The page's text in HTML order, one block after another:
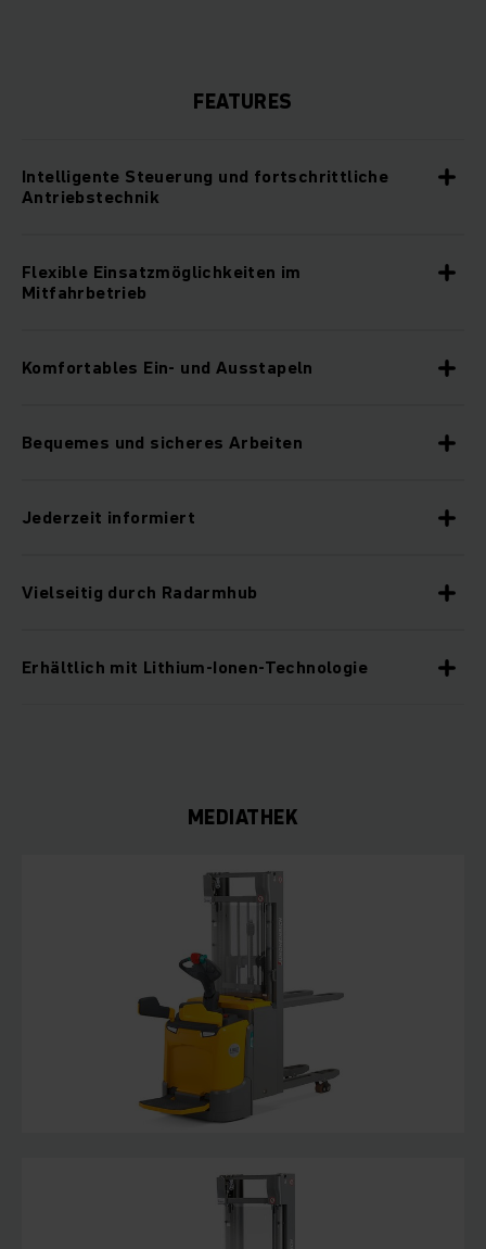
FEATURES
Intelligente Steuerung und fortschrittliche
Antriebstechnik
Flexible Einsatzmöglichkeiten im
Mitfahrbetrieb
Komfortables Ein- und Ausstapeln
Bequemes und sicheres Arbeiten
Jederzeit informiert
Vielseitig durch Radarmhub
Erhältlich mit Lithium-Ionen-Technologie
MEDIATHEK